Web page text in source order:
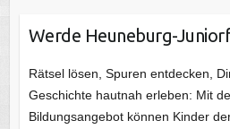
Werde Heuneburg-
Rätsel lösen, Spuren entdecken,
Geschichte hautnah erleben: Mit
Bildungsangebot können Kinder